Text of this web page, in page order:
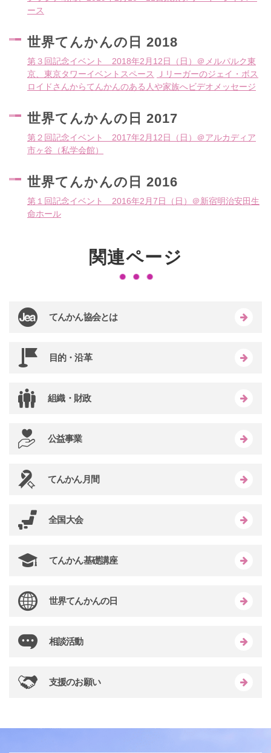
ース
世界てんかんの日 2018
第３回記念イベント 2018年2月12日（日）＠メルパルク東
京、東京タワーイベントスペース
Ｊリーガーのジェイ・ボス
ロイドさんからてんかんのある人や家族へビデオメッセージ
世界てんかんの日 2017
第２回記念イベント 2017年2月12日（日）＠アルカディア
市ヶ谷（私学会館）
世界てんかんの日 2016
第１回記念イベント 2016年2月7日（日）＠新宿明治安田生
命ホール
関連ページ
てんかん協会とは
目的・沿革
組織・財政
公益事業
てんかん月間
全国大会
てんかん基礎講座
世界てんかんの日
相談活動
支援のお願い